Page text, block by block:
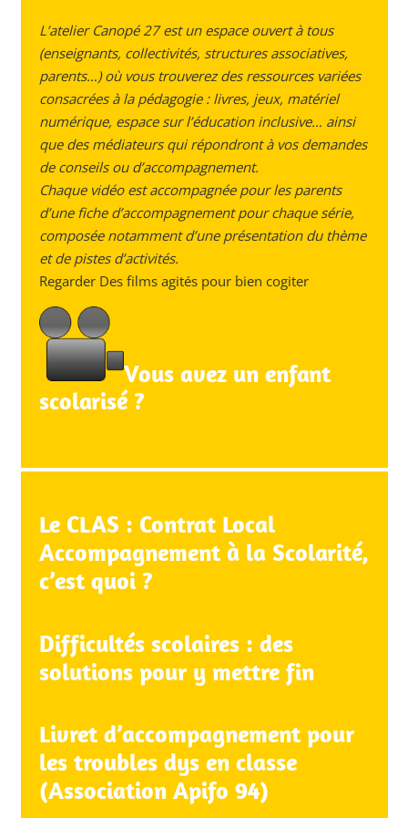
L’atelier Canopé 27 est un espace ouvert à tous
(enseignants, collectivités, structures associatives,
parents…) où vous trouverez des ressources variées
consacrées à la pédagogie : livres, jeux, matériel
numérique, espace sur l’éducation inclusive… ainsi
que des médiateurs qui répondront à vos demandes
de conseils ou d’accompagnement.
Chaque vidéo est accompagnée pour les parents
d’une fiche d’accompagnement pour chaque série,
composée notamment d’une présentation du thème
et de pistes d’activités.
Regarder Des films agités pour bien cogiter
Vous avez un enfant
scolarisé ?
Le CLAS : Contrat Local
Accompagnement à la Scolarité,
c’est quoi ?
Difficultés scolaires : des
solutions pour y mettre fin
Livret d’accompagnement pour
les troubles dys en classe
(Association Apifo 94)